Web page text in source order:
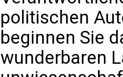
politischen
beginnen Sie
wunderbaren